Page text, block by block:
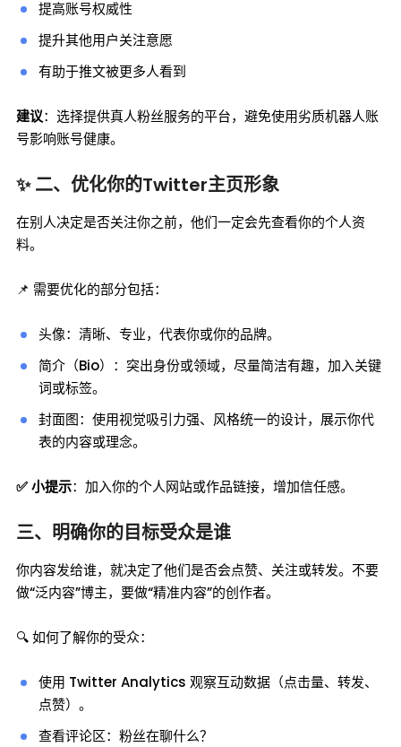
提高账号权威性
提升其他用户关注意愿
有助于推文被更多人看到
建议：选择提供真人粉丝服务的平台，避免使用劣质机器人账
号影响账号健康。
✨ 二、优化你的Twitter主页形象
在别人决定是否关注你之前，他们一定会先查看你的个人资
料。
📌 需要优化的部分包括：
头像：清晰、专业，代表你或你的品牌。
简介（Bio）：突出身份或领域，尽量简洁有趣，加入关键
词或标签。
封面图：使用视觉吸引力强、风格统一的设计，展示你代
表的内容或理念。
✅ 小提示：加入你的个人网站或作品链接，增加信任感。
三、明确你的目标受众是谁
你内容发给谁，就决定了他们是否会点赞、关注或转发。不要
做“泛内容”博主，要做“精准内容”的创作者。
🔍 如何了解你的受众：
使用 Twitter Analytics 观察互动数据（点击量、转发、
点赞）。
查看评论区：粉丝在聊什么？